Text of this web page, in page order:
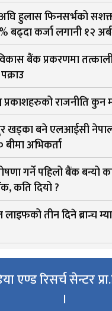
हुलास फिनसर्भको सशक्त
बढ्दा कर्जा लगानी १२
बैंक प्रकरणमा
प्रकाशहरुको राजनीति कुन
खड्का बने एलआईसी
अभिकर्ता
गर्ने पहिलो बैंक बन्यो
कति दियो ?
तीन दिने ब्रान्च
एण्ड रिसर्च सेन्टर
।